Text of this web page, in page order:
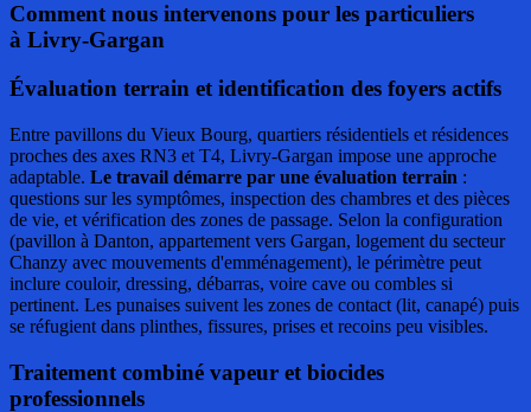
Comment nous intervenons pour les particuliers
à Livry-Gargan
Évaluation terrain et identification des foyers actifs
Entre pavillons du Vieux Bourg, quartiers résidentiels et résidences
proches des axes RN3 et T4, Livry-Gargan impose une approche
adaptable. Le travail démarre par une évaluation terrain :
questions sur les symptômes, inspection des chambres et des pièces
de vie, et vérification des zones de passage. Selon la configuration
(pavillon à Danton, appartement vers Gargan, logement du secteur
Chanzy avec mouvements d'emménagement), le périmètre peut
inclure couloir, dressing, débarras, voire cave ou combles si
pertinent. Les punaises suivent les zones de contact (lit, canapé) puis
se réfugient dans plinthes, fissures, prises et recoins peu visibles.
Traitement combiné vapeur et biocides
professionnels